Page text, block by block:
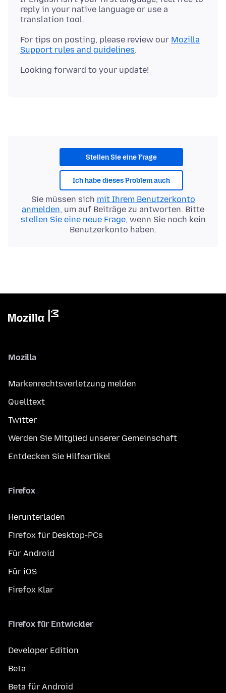
reply in your native language or use a
For tips on posting, please review our Mozilla
Support rules and guidelines
Stellen Sie eine Frage
Ich habe dieses Problem auch
Sie müssen sich mit Ihrem Benutzerkonto
anmelden, um auf Beiträge zu antworten. Bitte
stellen Sie eine neue Frage, wenn Sie noch kein
Benutzerkonto haben.
Mozilla
Markenrechtsverletzung melden
Quelltext
Twitter
Werden Sie Mitglied unserer Gemeinschaft
Entdecken Sie Hilfeartikel
Firefox
Herunterladen
Firefox für Desktop-PCs
Für Android
Für iOS
Firefox Klar
Firefox für Entwickler
Developer Edition
Beta
Beta für Android